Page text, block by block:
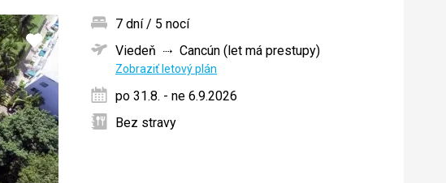
Pridať
do
obľúbených
7 dní / 5 nocí
Viedeň
Cancún (let má prestupy)
Zobraziť letový plán
po 31.8. - ne 6.9.2026
Bez stravy